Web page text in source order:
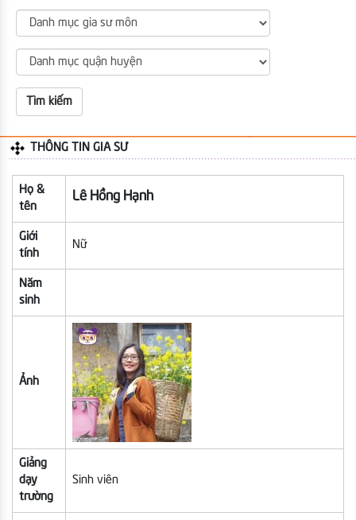
THÔNG TIN GIA SƯ
Họ &
tên
Lê Hồng Hạnh
Giới
tính
Nữ
Năm
sinh
Ảnh
Giảng
dạy
trường
Sinh viên